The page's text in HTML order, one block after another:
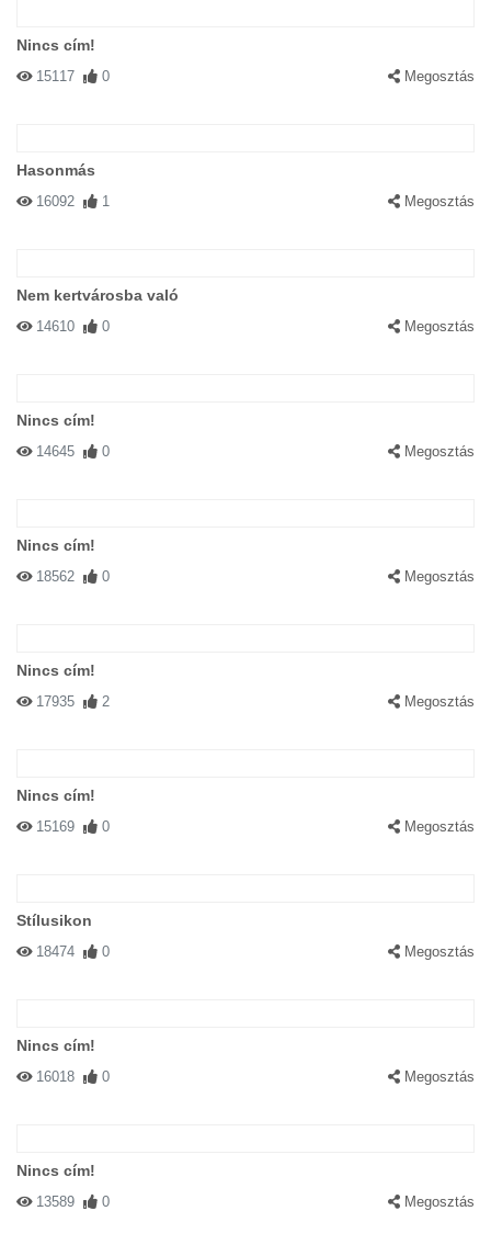
Nincs cím!
15117 0 Megosztás
Hasonmás
16092 1 Megosztás
Nem kertvárosba való
14610 0 Megosztás
Nincs cím!
14645 0 Megosztás
Nincs cím!
18562 0 Megosztás
Nincs cím!
17935 2 Megosztás
Nincs cím!
15169 0 Megosztás
Stílusikon
18474 0 Megosztás
Nincs cím!
16018 0 Megosztás
Nincs cím!
13589 0 Megosztás